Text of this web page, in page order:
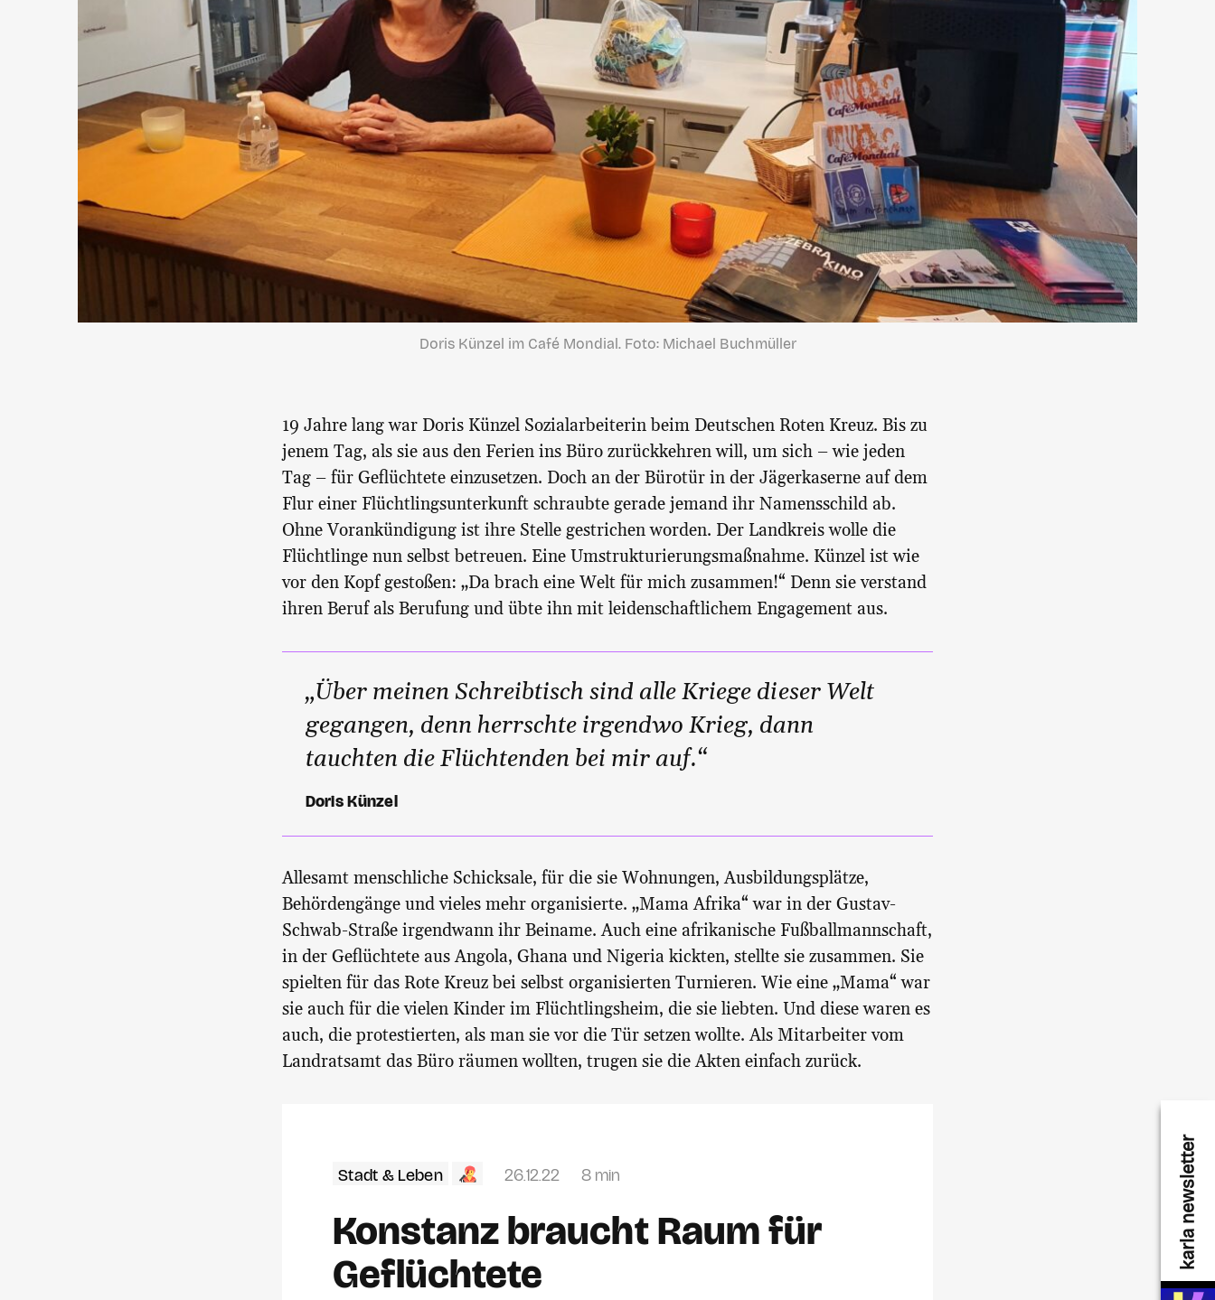
karla newsletter
Doris Künzel im Café Mondial. Foto: Michael Buchmüller
19 Jahre lang war Doris Künzel Sozialarbeiterin beim Deutschen Roten Kreuz. Bis zu
jenem Tag, als sie aus den Ferien ins Büro zurückkehren will, um sich – wie jeden
Tag – für Geflüchtete einzusetzen. Doch an der Bürotür in der Jägerkaserne auf dem
Flur einer Flüchtlingsunterkunft schraubte gerade jemand ihr Namensschild ab.
Ohne Vorankündigung ist ihre Stelle gestrichen worden. Der Landkreis wolle die
Flüchtlinge nun selbst betreuen. Eine Umstrukturierungsmaßnahme. Künzel ist wie
vor den Kopf gestoßen: „Da brach eine Welt für mich zusammen!“ Denn sie verstand
ihren Beruf als Berufung und übte ihn mit leidenschaftlichem Engagement aus.
„Über meinen Schreibtisch sind alle Kriege dieser Welt
gegangen, denn herrschte irgendwo Krieg, dann
tauchten die Flüchtenden bei mir auf.“
Doris Künzel
Allesamt menschliche Schicksale, für die sie Wohnungen, Ausbildungsplätze,
Behördengänge und vieles mehr organisierte. „Mama Afrika“ war in der Gustav-
Schwab-Straße irgendwann ihr Beiname. Auch eine afrikanische Fußballmannschaft,
in der Geflüchtete aus Angola, Ghana und Nigeria kickten, stellte sie zusammen. Sie
spielten für das Rote Kreuz bei selbst organisierten Turnieren. Wie eine „Mama“ war
sie auch für die vielen Kinder im Flüchtlingsheim, die sie liebten. Und diese waren es
auch, die protestierten, als man sie vor die Tür setzen wollte. Als Mitarbeiter vom
Landratsamt das Büro räumen wollten, trugen sie die Akten einfach zurück.
Stadt & Leben 26.12.22 8 min
Konstanz braucht Raum für
Geflüchtete